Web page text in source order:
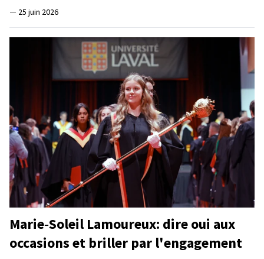
— 25 juin 2026
Marie‑Soleil Lamoureux: dire oui aux
occasions et briller par l'engagement